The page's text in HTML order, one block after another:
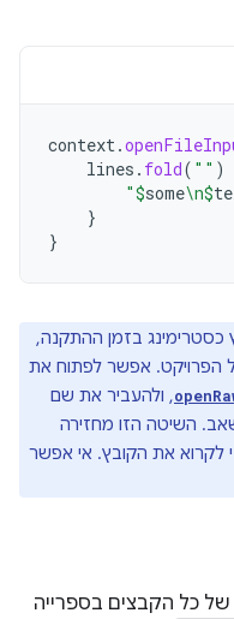
context.
lines . fold( "" )
"$some\n$
}
}
בזמן ההתקנה,
הפרויקט. אפשר לפתוח את
, ולהעביר את שם
השיטה הזו מחזירה
את הקובץ. אי אפשר
כל הקבצים בספרייה